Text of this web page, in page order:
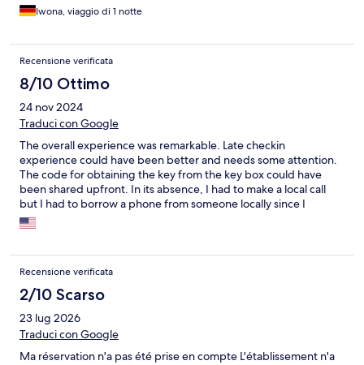
Iwona, viaggio di 1 notte
Recensione verificata
8/10 Ottimo
24 nov 2024
Traduci con Google
The overall experience was remarkable. Late checkin
experience could have been better and needs some attention.
The code for obtaining the key from the key box could have
been shared upfront. In its absence, I had to make a local call
but I had to borrow a phone from someone locally since I
couldn’t make it from my phone that’s from other country.
Recensione verificata
2/10 Scarso
23 lug 2026
Traduci con Google
Ma réservation n'a pas été prise en compte L'établissement n'a